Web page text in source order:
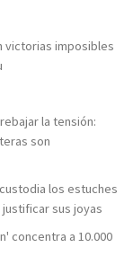
victorias imposibles
la tensión:
son
los estuches
sus joyas
concentra a 10.000